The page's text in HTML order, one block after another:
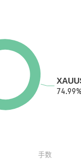
手数